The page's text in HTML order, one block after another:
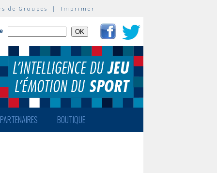
de Groupes | Imprimer
PARTENAIRES BOUTIQUE